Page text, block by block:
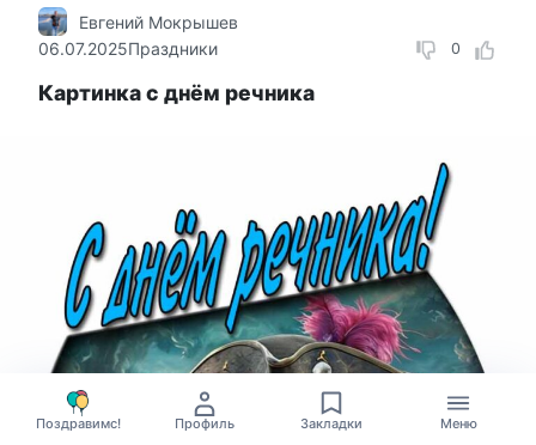
0
Евгений Мокрышев
06.07.2025Праздники
Картинка с днём речника
Поздравимс! Профиль Закладки Меню